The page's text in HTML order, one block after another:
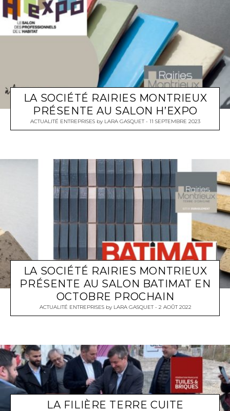
LA SOCIÉTÉ RAIRIES MONTRIEUX
PRÉSENTE AU SALON H’EXPO
ACTUALITÉ ENTREPRISES by LARA GASQUET 11 SEPTEMBRE 2023
LA SOCIÉTÉ RAIRIES MONTRIEUX
PRÉSENTE AU SALON BATIMAT EN
OCTOBRE PROCHAIN
ACTUALITÉ ENTREPRISESby LARA GASQUET 2 AOÛT 2022
LA FILIÈRE TERRE CUITE